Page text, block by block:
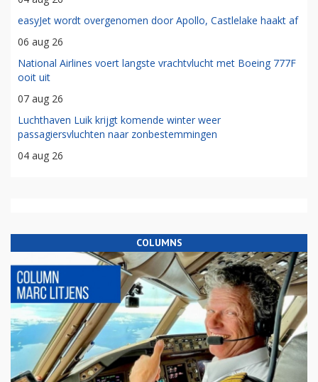
easyJet wordt overgenomen door Apollo, Castlelake haakt af
06 aug 26
National Airlines voert langste vrachtvlucht met Boeing 777F
ooit uit
07 aug 26
Luchthaven Luik krijgt komende winter weer
passagiersvluchten naar zonbestemmingen
04 aug 26
COLUMNS